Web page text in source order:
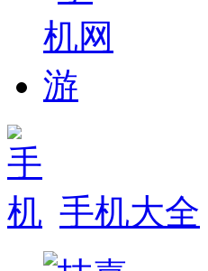
手机大全